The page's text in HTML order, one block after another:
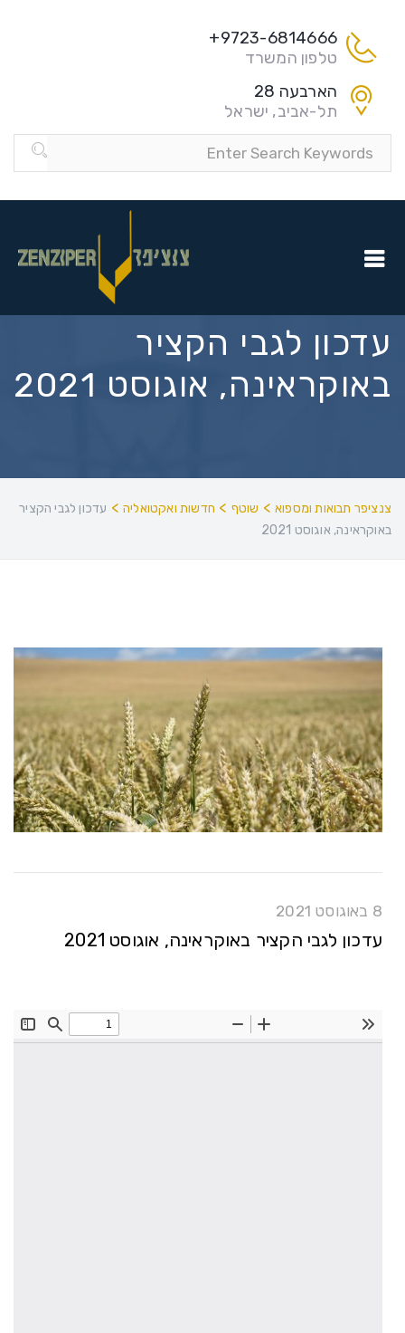
9723-6814666+
טלפון המשרד
הארבעה 28
תל-אביב, ישראל
עדכון לגבי הקציר
באוקראינה, אוגוסט 2021
צנציפר תבואות ומספוא > שוטף > חדשות ואקטואליה > עדכון לגבי הקציר
באוקראינה, אוגוסט 2021
8 באוגוסט 2021
עדכון לגבי הקציר באוקראינה, אוגוסט 2021